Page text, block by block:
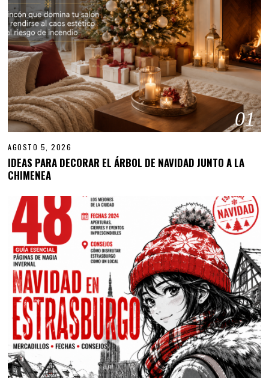
01
AGOSTO 5, 2026
IDEAS PARA DECORAR EL ÁRBOL DE NAVIDAD JUNTO A LA
CHIMENEA